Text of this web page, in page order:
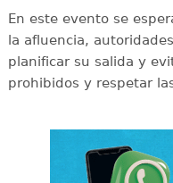
En este evento se
la afluencia,
planificar su salida y
prohibidos y respetar